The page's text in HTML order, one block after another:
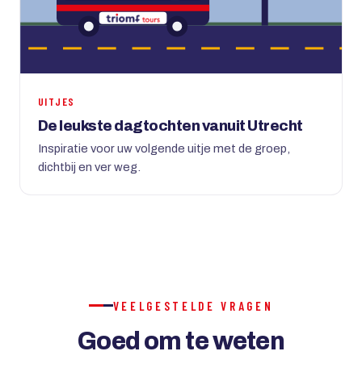
UITJES
De leukste dagtochten vanuit Utrecht
Inspiratie voor uw volgende uitje met de groep,
dichtbij en ver weg.
VEELGESTELDE VRAGEN
Goed om te weten